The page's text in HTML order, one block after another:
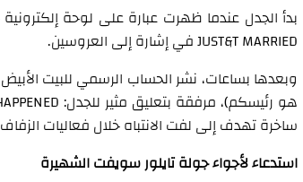
بدأ الجدل عندما ظهرت عبارة على لوحة
JUST&T MARRIED في إشارة إلى العروسين.
ساخرة تهدف إلى لفت الانتباه خلال فعاليات
استدعاء لأجواء جولة تايلور سويفت الشهيرة